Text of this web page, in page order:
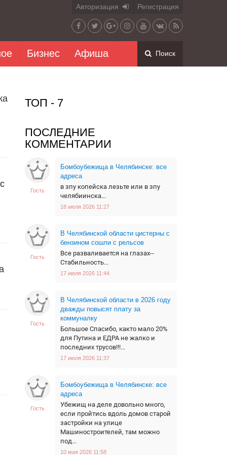
Авторизация Регистрация
Бизнес Афиша Поиск
ТОП - 7
ПОСЛЕДНИЕ
КОММЕНТАРИИ
Гость
Бомбоубежища в Челябинске: все
адреса
в зпу копейска лезьте или в зпу
челябиинска...
18 июля 2026 11:27
Гость
В Челябинской области цистерны с
бензином сошли с рельсов
Все разваливается на глазах--
Стабильность...
17 июля 2026 11:44
Гость
В Челябинской области в 2026 году
дважды повысят плату за
коммуналку
Большое Спасибо, както мало 20%
для Путина и ЕДРА не жалко и
последних трусов!!!...
17 июля 2026 11:37
Гость
Бомбоубежища в Челябинске: все
адреса
Убежищ на деле довольно много,
если пройтись вдоль домов старой
застройки на улице
Машиностроителей, там можно
под...
10 мая 2026 11:58